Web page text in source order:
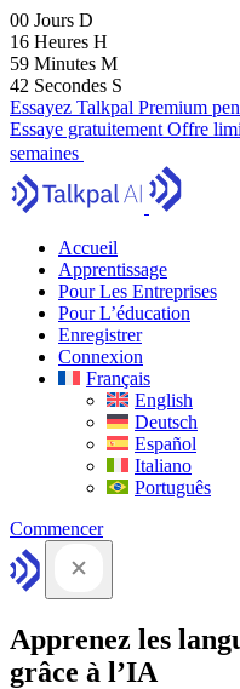
00 Jours D
16 Heures H
59 Minutes M
41 Secondes S
Essayez Talkpal Premium
Essaye gratuitement Offre
semaines
Accueil
Apprentissage
Pour Les Entreprises
Pour L’éducation
Enregistrer
Connexion
Français
English
Deutsch
Español
Italiano
Português
Commencer
Apprenez les
grâce à l’IA